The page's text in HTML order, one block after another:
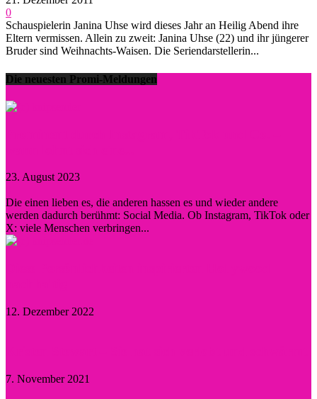
0
Schauspielerin Janina Uhse wird dieses Jahr an Heilig Abend ihre
Eltern vermissen. Allein zu zweit: Janina Uhse (22) und ihr jüngerer
Bruder sind Weihnachts-Waisen. Die Seriendarstellerin...
Die neuesten Promi-Meldungen
23. August 2023
Die einen lieben es, die anderen hassen es und wieder andere
werden dadurch berühmt: Social Media. Ob Instagram, TikTok oder
X: viele Menschen verbringen...
12. Dezember 2022
7. November 2021